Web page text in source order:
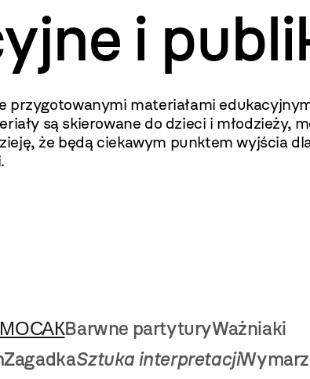
i
przygotowanymi materiałami
są skierowane do dzieci i młodzieży,
że będą ciekawym punktem wyjścia
МОСАКBarwne partyturyWażniaki
ZagadkaSztuka interpretacji